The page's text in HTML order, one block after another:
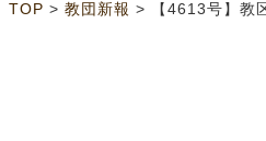
TOP > 教団新報 > 【4613号】